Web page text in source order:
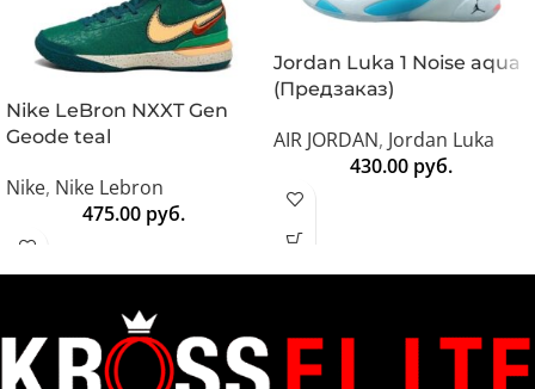
Nike LeBron NXXT Gen
Geode teal
Nike, Nike Lebron
475.00 руб.
Jordan Luka 1 Noise aqua
(Предзаказ)
AIR JORDAN, Jordan Luka
430.00 руб.